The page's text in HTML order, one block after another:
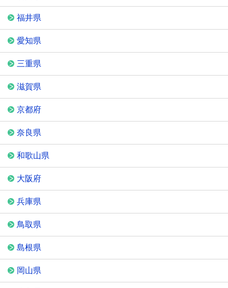
福井県
愛知県
三重県
滋賀県
京都府
奈良県
和歌山県
大阪府
兵庫県
鳥取県
島根県
岡山県